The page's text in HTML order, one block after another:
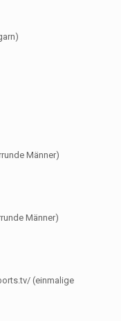
Männer)
Männer)
(einmalige